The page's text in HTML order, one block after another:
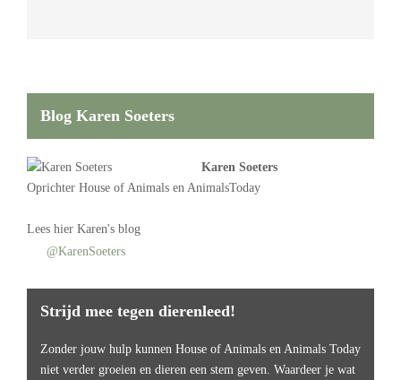
Blog Karen Soeters
Karen Soeters
Oprichter House of Animals en AnimalsToday
Lees hier Karen's blog
@KarenSoeters
Strijd mee tegen dierenleed!
Zonder jouw hulp kunnen House of Animals en Animals Today
niet verder groeien en dieren een stem geven. Waardeer je wat